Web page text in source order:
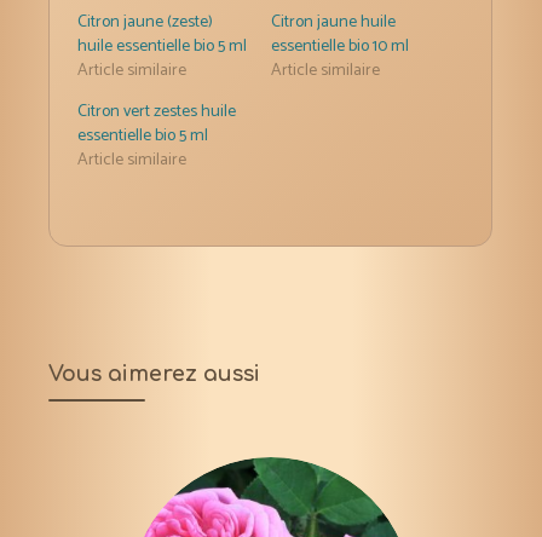
Citron jaune (zeste)
huile essentielle bio 5 ml
Article similaire
Citron jaune huile
essentielle bio 10 ml
Article similaire
Citron vert zestes huile
essentielle bio 5 ml
Article similaire
Vous aimerez aussi